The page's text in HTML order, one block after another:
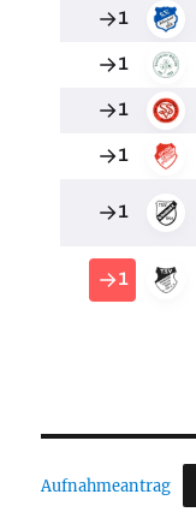
Aufnahmeantrag